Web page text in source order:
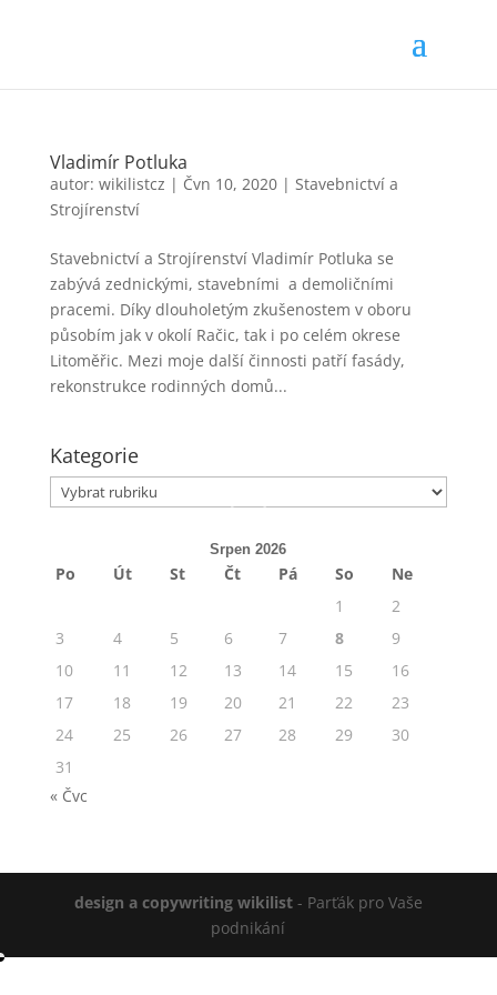
Vladimír Potluka
autor: wikilistcz | Čvn 10, 2020| Stavebnictví a
Strojírenství
Stavebnictví a Strojírenství Vladimír Potluka se
zabývá zednickými, stavebními a demoličními
pracemi. Díky dlouholetým zkušenostem v oboru
působím jak v okolí Račic, tak i po celém okrese
Litoměřic. Mezi moje další činnosti patří fasády,
rekonstrukce rodinných domů...
Kategorie
Kategorie
Srpen 2026
Po Út St Čt Pá So
Ne
1
2
3
4 5 6 7 8
9
10
11 12 13 14 15
16
17
18 19 20 21 22
23
24
25 26 27 28 29
30
31
« Čvc
design a copywriting wikilist- Parťák pro Vaše
podnikání